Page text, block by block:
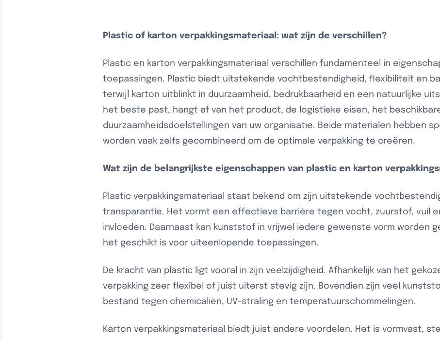
Plastic of karton verpakkingsmateriaal: wat zijn de verschillen?
Plastic en karton verpakkingsmateriaal verschillen fundamenteel in
toepassingen. Plastic biedt uitstekende vochtbestendigheid, flexibiliteit en
terwijl karton uitblinkt in duurzaamheid, bedrukbaarheid en een natuurlijke
het beste past, hangt af van het product, de logistieke eisen, het
duurzaamheidsdoelstellingen van uw organisatie. Beide materialen hebben
worden vaak zelfs gecombineerd om de optimale verpakking te creëren.
Wat zijn de belangrijkste eigenschappen van plastic en karton
Plastic verpakkingsmateriaal staat bekend om zijn uitstekende
transparantie. Het vormt een effectieve barrière tegen vocht, zuurstof, vuil
invloeden. Daarnaast kan kunststof in vrijwel iedere gewenste vorm worden
het geschikt is voor uiteenlopende toepassingen.
De kracht van plastic ligt vooral in zijn veelzijdigheid. Afhankelijk van het
verpakking zeer flexibel of juist uiterst stevig zijn. Bovendien zijn veel
bestand tegen chemicaliën, UV-straling en temperatuurschommelingen.
Karton verpakkingsmateriaal biedt juist andere voordelen. Het is vormvast,